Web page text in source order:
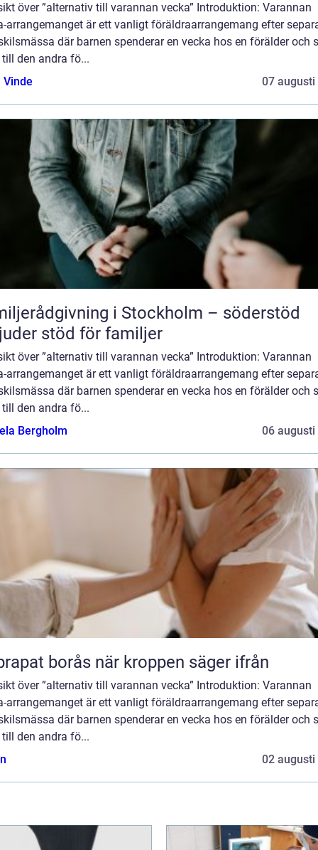
över ”alternativ till varannan vecka” Introduktion: Varannan
arrangemanget är ett vanligt föräldraarrangemang efter
där barnen spenderar en vecka hos en förälder och
den andra fö...
Vinde
07 augusti
i Stockholm – söderstöd
stöd för familjer
över ”alternativ till varannan vecka” Introduktion: Varannan
arrangemanget är ett vanligt föräldraarrangemang efter
där barnen spenderar en vecka hos en förälder och
den andra fö...
Bergholm
06 augusti
Naprapat borås när kroppen säger ifrån
över ”alternativ till varannan vecka” Introduktion: Varannan
arrangemanget är ett vanligt föräldraarrangemang efter
där barnen spenderar en vecka hos en förälder och
den andra fö...
02 augusti